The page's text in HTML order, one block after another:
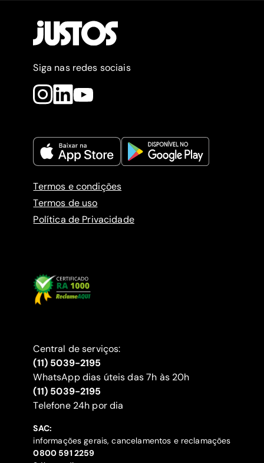
Siga nas redes sociais
Termos e condições
Termos de uso
Política de Privacidade
Central de serviços:
(11) 5039-2195
WhatsApp dias úteis das 7h às 20h
(11) 5039-2195
‍Telefone 24h por dia
SAC:
informações gerais, cancelamentos e reclamações
‍0800 591 2259